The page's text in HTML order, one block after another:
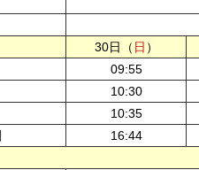
30日（ 日 ）
09:55
10:30
10:35
16:44